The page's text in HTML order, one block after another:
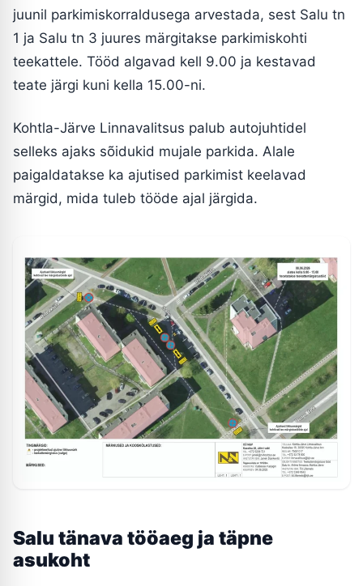
juunil parkimiskorraldusega arvestada, sest Salu tn
1 ja Salu tn 3 juures märgitakse parkimiskohti
teekattele. Tööd algavad kell 9.00 ja kestavad
teate järgi kuni kella 15.00-ni.
Kohtla-Järve Linnavalitsus palub autojuhtidel
selleks ajaks sõidukid mujale parkida. Alale
paigaldatakse ka ajutised parkimist keelavad
märgid, mida tuleb tööde ajal järgida.
Salu tänava tööaeg ja täpne
asukoht